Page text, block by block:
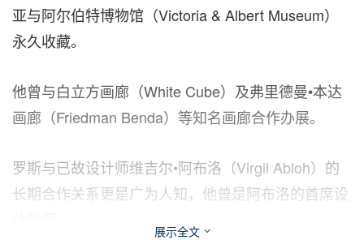
亚与阿尔伯特博物馆（Victoria & Albert Museum）
永久收藏。
他曾与白立方画廊（White Cube）及弗里德曼•本达
画廊（Friedman Benda）等知名画廊合作办展。
罗斯与已故设计师维吉尔•阿布洛（Virgil Abloh）的
长期合作关系更是广为人知，他曾是阿布洛的首席设
展示全文